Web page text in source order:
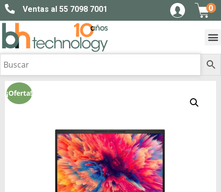
Ventas al 55 7098 7001 0
¡Oferta!